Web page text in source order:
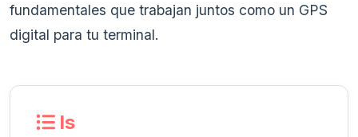
fundamentales que trabajan juntos como un GPS
digital para tu terminal.
ls